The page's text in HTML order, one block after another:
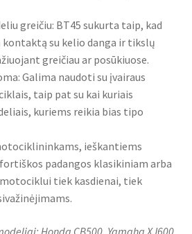
greičiu: BT45 sukurta taip, kad
su kelio danga ir tikslų
greičiau ar posūkiuose.
Galima naudoti su įvairaus
taip pat su kai kuriais
kuriems reikia bias tipo
ieškantiems
padangos klasikiniam arba
tiek kasdienai, tiek
Honda CB500, Yamaha XJ600